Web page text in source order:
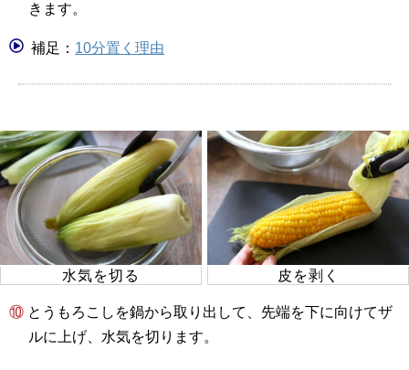
きます。
補足： 10分置く理由
水気を切る 皮を剥く
⑩ とうもろこしを鍋から取り出して、先端を下に向けてザ
ルに上げ、水気を切ります。